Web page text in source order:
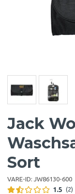
Jack
Sort
VARE-ID: JW86130-600
1.5 (2)